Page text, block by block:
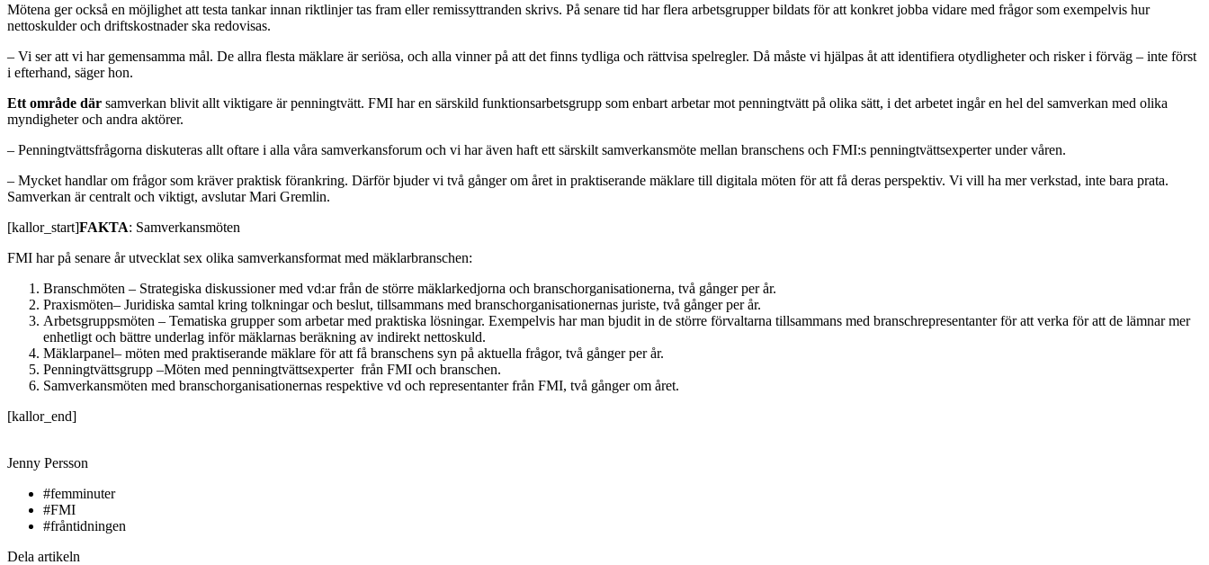
Mötena ger också en möjlighet att testa tankar innan riktlinjer tas fram eller remissyttranden skrivs. På senare tid har flera arbetsgrupper bildats för att konkret jobba vidare med frågor som exempelvis hur
nettoskulder och driftskostnader ska redovisas.
– Vi ser att vi har gemensamma mål. De allra flesta mäklare är seriösa, och alla vinner på att det finns tydliga och rättvisa spelregler. Då måste vi hjälpas åt att identifiera otydligheter och risker i förväg – inte först
i efterhand, säger hon.
Ett område där samverkan blivit allt viktigare är penningtvätt. FMI har en särskild funktionsarbetsgrupp som enbart arbetar mot penningtvätt på olika sätt, i det arbetet ingår en hel del samverkan med olika
myndigheter och andra aktörer.
– Penningtvättsfrågorna diskuteras allt oftare i alla våra samverkansforum och vi har även haft ett särskilt samverkansmöte mellan branschens och FMI:s penningtvättsexperter under våren.
– Mycket handlar om frågor som kräver praktisk förankring. Därför bjuder vi två gånger om året in praktiserande mäklare till digitala möten för att få deras perspektiv. Vi vill ha mer verkstad, inte bara prata.
Samverkan är centralt och viktigt, avslutar Mari Gremlin.
[kallor_start]FAKTA: Samverkansmöten
FMI har på senare år utvecklat sex olika samverkansformat med mäklarbranschen:
Branschmöten – Strategiska diskussioner med vd:ar från de större mäklarkedjorna och branschorganisationerna, två gånger per år.
Praxismöten– Juridiska samtal kring tolkningar och beslut, tillsammans med branschorganisationernas juriste, två gånger per år.
Arbetsgruppsmöten – Tematiska grupper som arbetar med praktiska lösningar. Exempelvis har man bjudit in de större förvaltarna tillsammans med branschrepresentanter för att verka för att de lämnar mer
enhetligt och bättre underlag inför mäklarnas beräkning av indirekt nettoskuld.
Mäklarpanel– möten med praktiserande mäklare för att få branschens syn på aktuella frågor, två gånger per år.
Penningtvättsgrupp –Möten med penningtvättsexperter från FMI och branschen.
Samverkansmöten med branschorganisationernas respektive vd och representanter från FMI, två gånger om året.
[kallor_end]
Jenny Persson
#femminuter
#FMI
#fråntidningen
Dela artikeln